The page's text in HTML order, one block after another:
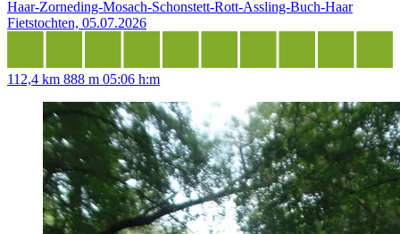
Haar-Zorneding-Mosach-Schonstett-Rott-Assling-Buch-Haar
Fietstochten, 05.07.2026
112,4 km 888 m 05:06 h:m